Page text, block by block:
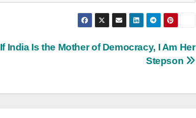
If India Is the Mother of Democracy, I Am Her
Stepson